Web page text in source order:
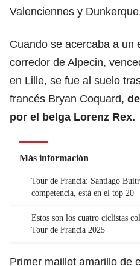
Valenciennes y
Cuando se acercaba a un
corredor de Alpecin,
en Lille, se fue al suelo
francés Bryan Coquard,
por el belga Lorenz Rex.
Más información
Tour de Francia: Santiago
competencia, está en el top 20
Estos son los cuatro ciclistas
Tour de Francia 2025
Primer maillot amarillo de